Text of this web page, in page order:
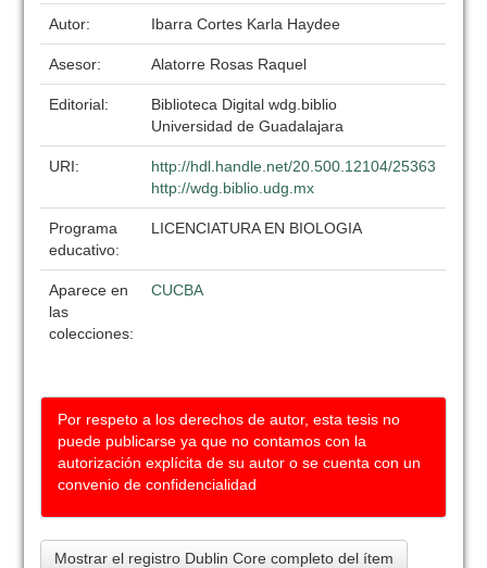
Autor: Ibarra Cortes Karla Haydee
Asesor: Alatorre Rosas Raquel
Editorial:
Biblioteca Digital wdg.biblio
Universidad de Guadalajara
URI:
http://hdl.handle.net/20.500.12104/25363
http://wdg.biblio.udg.mx
Programa
educativo:
LICENCIATURA EN BIOLOGIA
Aparece en
las
colecciones:
CUCBA
Por respeto a los derechos de autor, esta tesis no
puede publicarse ya que no contamos con la
autorización explícita de su autor o se cuenta con un
convenio de confidencialidad
Mostrar el registro Dublin Core completo del ítem